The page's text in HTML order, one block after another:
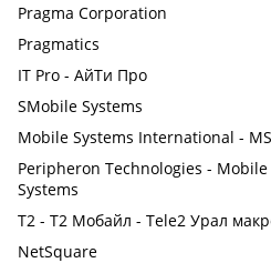
Pragma Corporation
Pragmatics
IT Pro - АйТи Про
SMobile Systems
Mobile Systems International -
Peripheron Technologies -
Systems
Т2 - Т2 Мобайл - Tele2 Урал
NetSquare